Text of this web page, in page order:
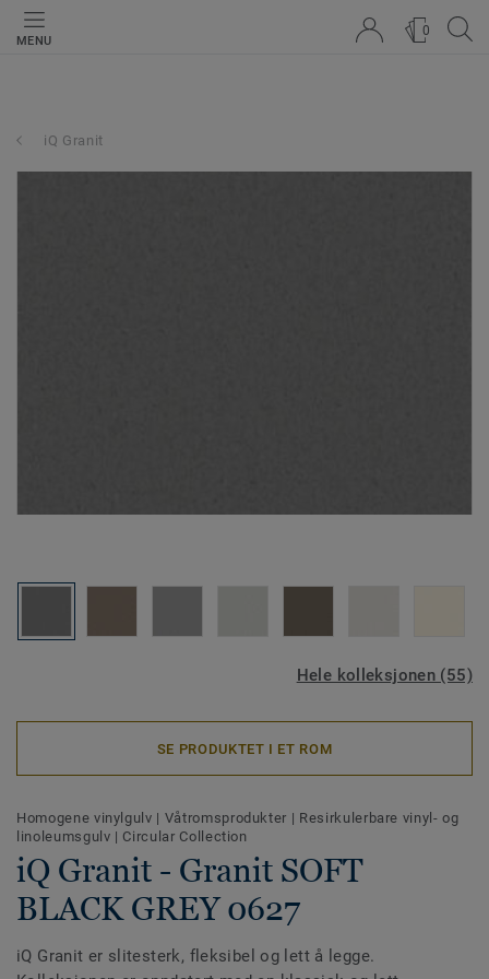
MENU
0
iQ Granit
Hele kolleksjonen (55)
SE PRODUKTET I ET ROM
Homogene vinylgulv | Våtromsprodukter | Resirkulerbare vinyl- og
linoleumsgulv | Circular Collection
iQ Granit - Granit SOFT
BLACK GREY 0627
iQ Granit er slitesterk, fleksibel og lett å legge.